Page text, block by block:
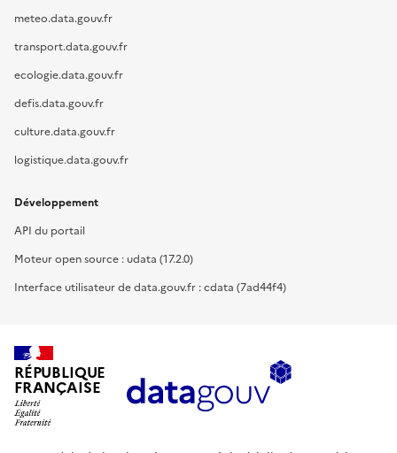
meteo.data.gouv.fr
transport.data.gouv.fr
ecologie.data.gouv.fr
defis.data.gouv.fr
culture.data.gouv.fr
logistique.data.gouv.fr
Développement
API du portail
Moteur open source : udata (17.2.0)
Interface utilisateur de data.gouv.fr : cdata (7ad44f4)
RÉPUBLIQUE
FRANÇAISE